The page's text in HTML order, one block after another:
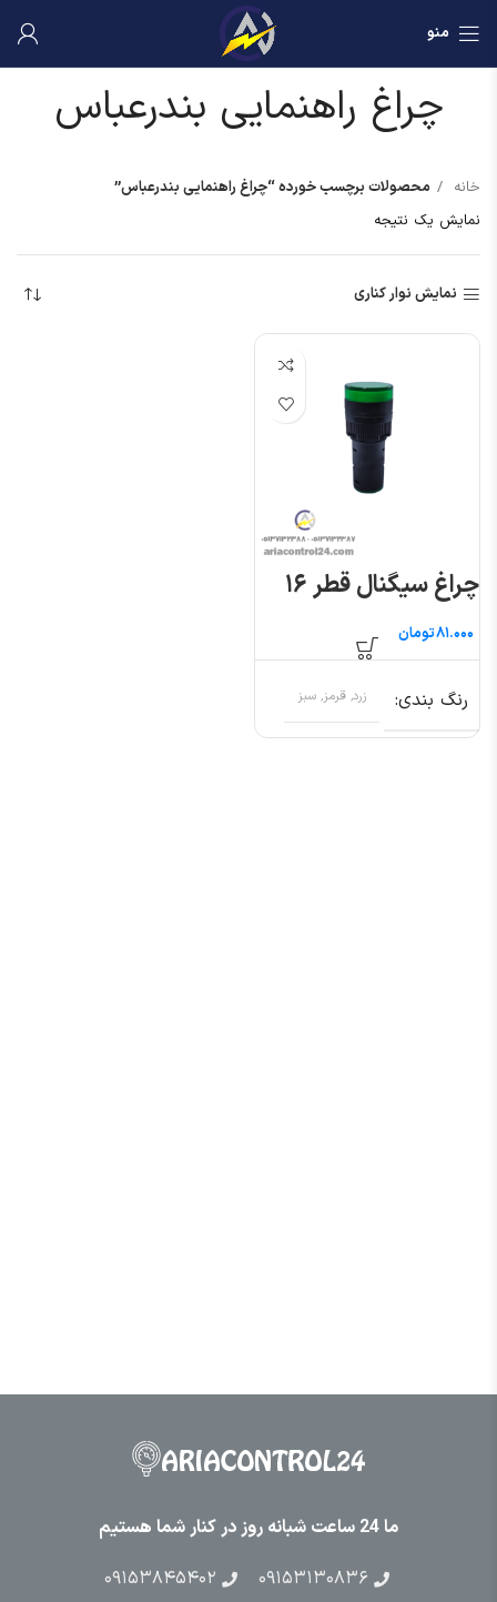
منو
چراغ راهنمایی بندرعباس
خانه
محصولات برچسب خورده “چراغ راهنمایی بندرعباس”
نمایش یک نتیجه
نمایش نوار کناری
چراغ سیگنال قطر ۱۶
تومان
رنگ بندی زرد, قرمز, سبز
ما 24 ساعت شبانه روز در کنار شما هستیم
۰۹۱۵۳۱۳۰۸۳۶
۰۹۱۵۳۸۴۵۴۰۲